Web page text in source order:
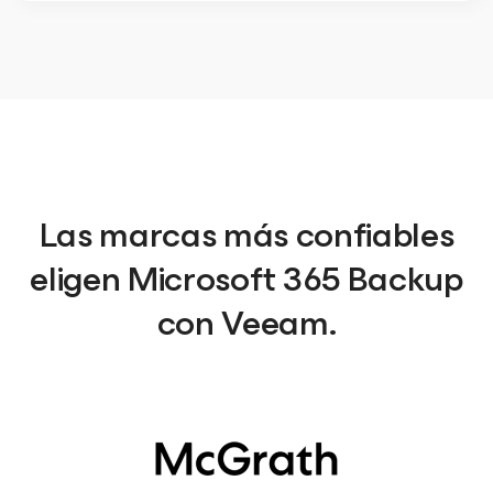
Las marcas más confiables
eligen Microsoft 365 Backup
con Veeam.